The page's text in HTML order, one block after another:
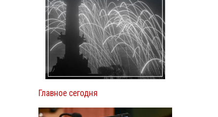
Главное сегодня